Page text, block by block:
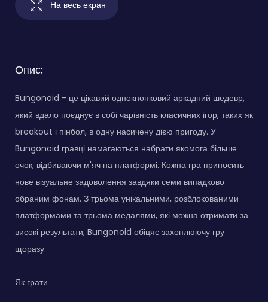
На весь екран
Опис:
Bungonoid - це цікавий однокнопковий аркадний шедевр,
який вдало поєднує в собі чарівність класичних ігор, таких як
breakout і пінбол, в одну насичену дією пригоду. У
Bungonoid гравці намагаються набрати якомога більше
очок, відбиваючи м'яч на платформі. Кожна гра приносить
нове візуальне задоволення завдяки семи випадково
обраним фонам. З трьома унікальними, розблокованими
платформами та трьома медалями, які можна отримати за
високі результати, Bungonoid обіцяє захоплюючу гру
щоразу.
Як грати